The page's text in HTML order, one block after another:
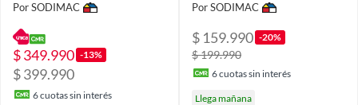
Por SODIMAC
$ 349.990 -13%
$ 399.990
6cuotas sin interés
Por SODIMAC
$ 159.990 -20%
$ 199.990
6cuotas sin interés
Llega mañana